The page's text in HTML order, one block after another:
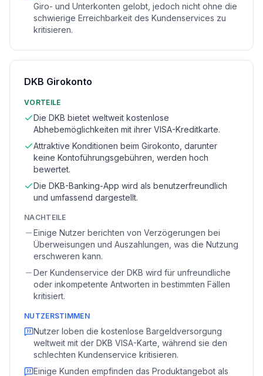
Giro- und Unterkonten gelobt, jedoch nicht ohne die
schwierige Erreichbarkeit des Kundenservices zu
kritisieren.
DKB Girokonto
VORTEILE
Die DKB bietet weltweit kostenlose
Abhebemöglichkeiten mit ihrer VISA-Kreditkarte.
Attraktive Konditionen beim Girokonto, darunter
keine Kontoführungsgebühren, werden hoch
bewertet.
Die DKB-Banking-App wird als benutzerfreundlich
und umfassend dargestellt.
NACHTEILE
Einige Nutzer berichten von Verzögerungen bei
Überweisungen und Auszahlungen, was die Nutzung
erschweren kann.
Der Kundenservice der DKB wird für unfreundliche
oder inkompetente Antworten in bestimmten Fällen
kritisiert.
NUTZERSTIMMEN
Nutzer loben die kostenlose Bargeldversorgung
weltweit mit der DKB VISA-Karte, während sie den
schlechten Kundenservice kritisieren.
Einige Kunden empfinden das Produktangebot als